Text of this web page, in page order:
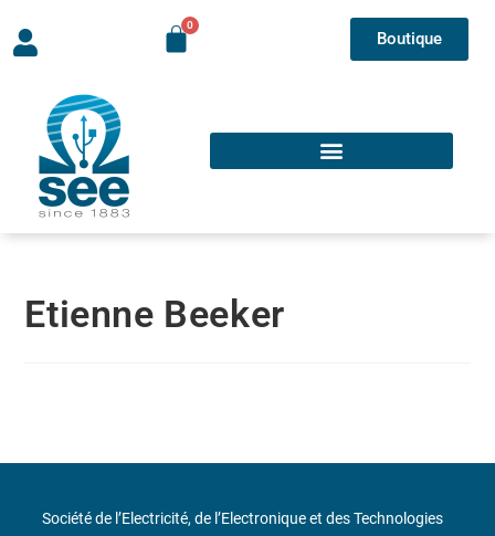
Boutique
Etienne Beeker
Société de l’Electricité, de l’Electronique et des Technologies